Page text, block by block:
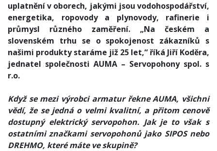
uplatnění v oborech, jakými jsou vodohospodářství,
energetika, ropovody a plynovody, rafinerie i
průmysl různého zaměření. „Na českém a
slovenském trhu se o spokojenost zákazníků s
našimi produkty staráme již 25 let,“ říká Jiří Koděra,
jednatel společnosti AUMA – Servopohony spol. s
r.o.
Když se mezi výrobci armatur řekne AUMA, všichni
vědí, že se jedná o velmi kvalitní, a přitom cenově
dostupný elektrický servopohon. Jak je to však s
ostatními značkami servopohonů jako SIPOS nebo
DREHMO, které máte ve skupině?